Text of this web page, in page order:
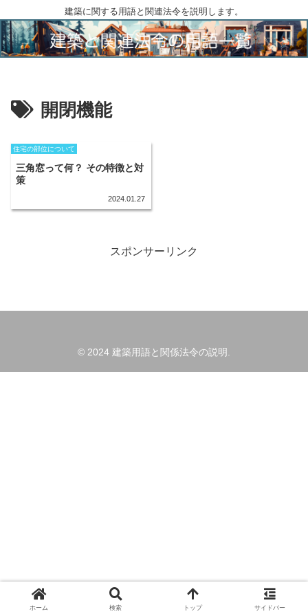
建築に関する用語と関連法令を説明します。
開閉機能
住宅の部位について
三角窓って何？ その特徴と対
策
2024.01.27
スポンサーリンク
© 2024 建築用語と関係法令の説明.
ホーム 検索 トップ サイドバー